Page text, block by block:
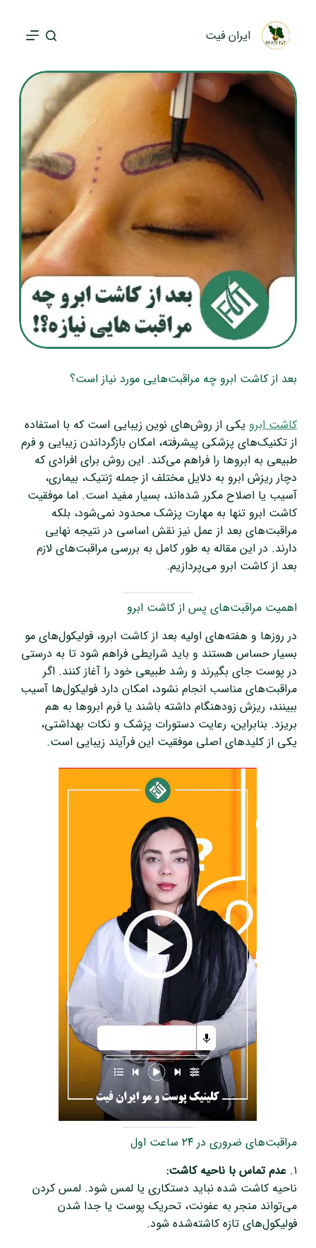
ایران فیت
بعد از کاشت ابرو چه مراقبت‌هایی مورد نیاز است؟
کاشت ابرویکی از روش‌های نوین زیبایی است که با استفاده
از تکنیک‌های پزشکی پیشرفته، امکان بازگرداندن زیبایی و فرم
طبیعی به ابروها را فراهم می‌کند. این روش برای افرادی که
دچار ریزش ابرو به دلایل مختلف از جمله ژنتیک، بیماری،
آسیب یا اصلاح مکرر شده‌اند، بسیار مفید است. اما موفقیت
کاشت ابرو تنها به مهارت پزشک محدود نمی‌شود، بلکه
مراقبت‌های بعد از عمل نیز نقش اساسی در نتیجه نهایی
دارند. در این مقاله به طور کامل به بررسی مراقبت‌های لازم
بعد از کاشت ابرو می‌پردازیم.
اهمیت مراقبت‌های پس از کاشت ابرو
در روزها و هفته‌های اولیه بعد از کاشت ابرو، فولیکول‌های مو
بسیار حساس هستند و باید شرایطی فراهم شود تا به درستی
در پوست جای بگیرند و رشد طبیعی خود را آغاز کنند. اگر
مراقبت‌های مناسب انجام نشود، امکان دارد فولیکول‌ها آسیب
ببینند، ریزش زودهنگام داشته باشند یا فرم ابروها به هم
بریزد. بنابراین، رعایت دستورات پزشک و نکات بهداشتی،
یکی از کلیدهای اصلی موفقیت این فرآیند زیبایی است.
مراقبت‌های ضروری در ۲۴ ساعت اول
۱. عدم تماس با ناحیه کاشت:
ناحیه کاشت شده نباید دستکاری یا لمس شود. لمس کردن
می‌تواند منجر به عفونت، تحریک پوست یا جدا شدن
فولیکول‌های تازه کاشته‌شده شود.